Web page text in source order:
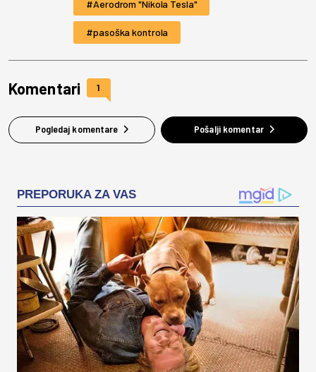
Aerodrom "Nikola Tesla"
pasoška kontrola
Komentari 1
Pogledaj komentare Pošalji komentar
PREPORUKA ZA VAS